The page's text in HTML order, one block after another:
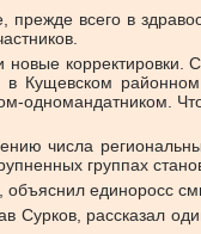
всего в
корректировки.
Кущевском
числа
группах
объяснил единоросс
Сурков, рассказал